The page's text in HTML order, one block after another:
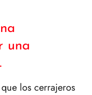
una
los cerrajeros